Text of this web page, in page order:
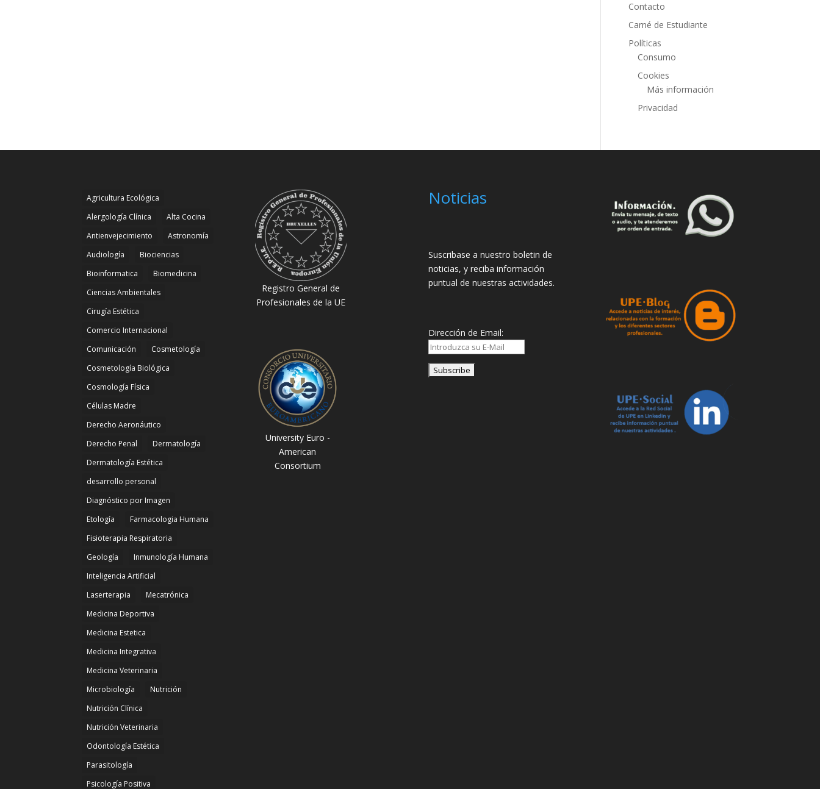
Contacto
Carné de Estudiante
Políticas
Consumo
Cookies
Más información
Privacidad
Agricultura Ecológica
Alergología Clínica
Alta Cocina
Antienvejecimiento
Astronomía
Audiología
Biociencias
Bioinformatica
Biomedicina
Ciencias Ambientales
Cirugía Estética
Comercio Internacional
Comunicación
Cosmetología
Cosmetología Biológica
Cosmología Física
Células Madre
Derecho Aeronáutico
Derecho Penal
Dermatología
Dermatología Estética
desarrollo personal
Diagnóstico por Imagen
Etología
Farmacologia Humana
Fisioterapia Respiratoria
Geología
Inmunología Humana
Inteligencia Artificial
Laserterapia
Mecatrónica
Medicina Deportiva
Medicina Estetica
Medicina Integrativa
Medicina Veterinaria
Microbiología
Nutrición
Nutrición Clínica
Nutrición Veterinaria
Odontología Estética
Parasitología
Psicología Positiva
Registro General de
Profesionales de la UE
University Euro -
American
Consortium
Noticias
Suscribase a nuestro boletin de
noticias, y reciba información
puntual de nuestras actividades.
Dirección de Email: